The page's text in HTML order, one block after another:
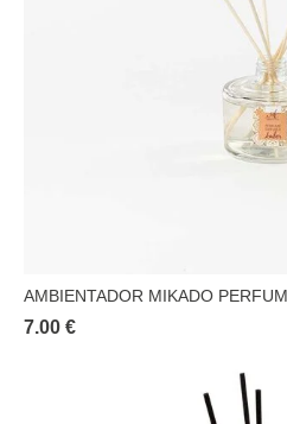
AMBIENTADOR MIKADO
7.00 €